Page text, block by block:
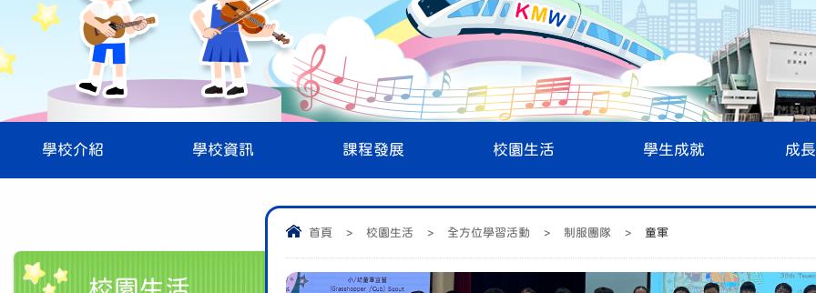
學校介紹 學校資訊 課程發展 校園生活 學生成就 成
首頁 > 校園生活 > 全方位學習活動 > 制服團隊 > 童軍